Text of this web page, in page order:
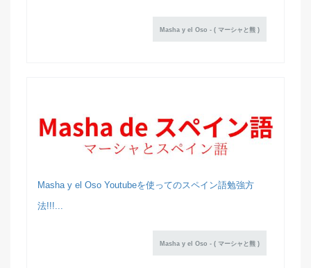
Masha y el Oso - ( マーシャと熊 )
Masha y el Oso Youtubeを使ってのスペイン語勉強方
法!!!...
Masha y el Oso - ( マーシャと熊 )